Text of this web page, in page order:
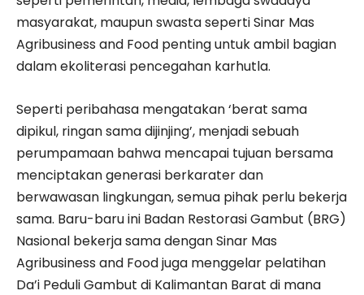
masyarakat, maupun swasta seperti Sinar Mas
Agribusiness and Food penting untuk ambil bagian
dalam ekoliterasi pencegahan karhutla.
Seperti peribahasa mengatakan ‘berat sama
dipikul, ringan sama dijinjing’, menjadi sebuah
perumpamaan bahwa mencapai tujuan bersama
menciptakan generasi berkarater dan
berwawasan lingkungan, semua pihak perlu bekerja
sama. Baru-baru ini Badan Restorasi Gambut (BRG)
Nasional bekerja sama dengan Sinar Mas
Agribusiness and Food juga menggelar pelatihan
Da’i Peduli Gambut di Kalimantan Barat di mana